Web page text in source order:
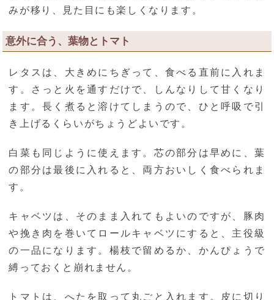
みが移り、見た目にも楽しくなります。
意外に合う、葉物とトマト
レタスは、大きめにちぎって、食べる直前に入れま
す。さっと火を通すだけで、しんなりして甘くなり
ます。長く煮ると溶けてしまうので、ひと呼吸で引
き上げるくらいがちょうどよいです。
白菜も同じように使えます。芯の部分は早めに、葉
の部分は最後に入れると、両方おいしく食べられま
す。
キャベツは、そのまま入れてもよいのですが、豚肉
や挽き肉を巻いてロールキャベツにすると、主役級
の一品になります。楊枝で留めるか、かんぴょうで
縛っておくと崩れません。
トマトは、へたを取って丸ごと入れます。皮に切り